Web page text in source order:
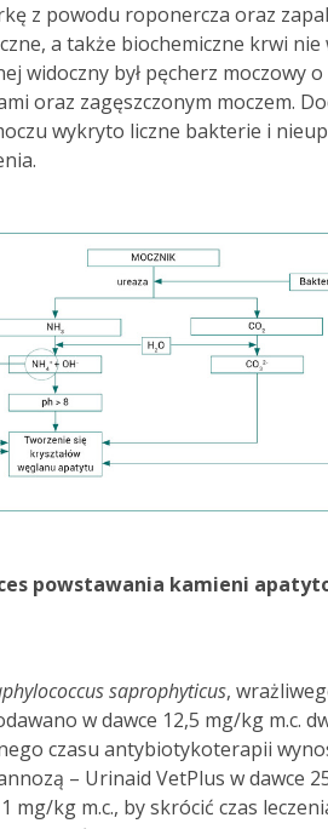
z powodu roponercza oraz
a także biochemiczne krwi nie
widoczny był pęcherz moczowy
oraz zagęszczonym moczem.
wykryto liczne bakterie i
powstawania kamieni
saprophyticus,
w dawce 12,5 mg/kg m.c.
czasu antybiotykoterapii
– Urinaid VetPlus w dawce
mg/kg m.c., by skrócić czas